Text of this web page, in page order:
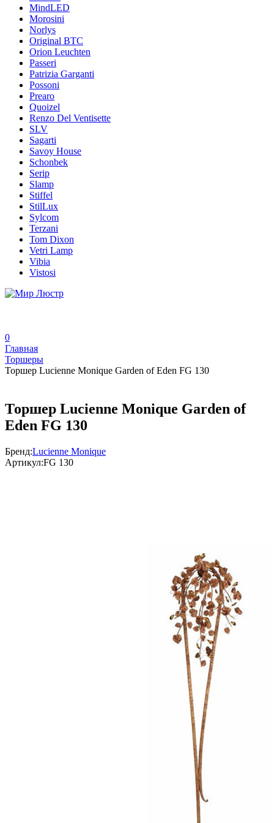
MindLED
Morosini
Norlys
Original BTC
Orion Leuchten
Passeri
Patrizia Garganti
Possoni
Prearo
Quoizel
Renzo Del Ventisette
SLV
Sagarti
Savoy House
Schonbek
Serip
Slamp
Stiffel
StilLux
Sylcom
Terzani
Tom Dixon
Vetri Lamp
Vibia
Vistosi
0
Главная
Торшеры
Торшер Lucienne Monique Garden of Eden FG 130
Торшер Lucienne Monique Garden of
Eden FG 130
Бренд:Lucienne Monique
Артикул:FG 130